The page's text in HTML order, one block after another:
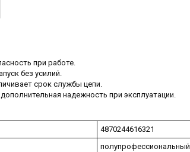
при работе.
без усилий.
срок службы цепи.
надежность при эксплуатации.
4870244616321
полупрофессиональный